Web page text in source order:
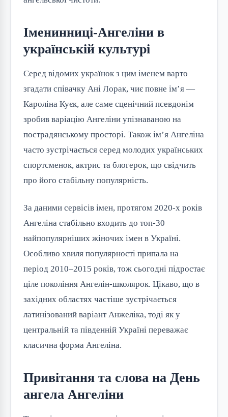
Іменинниці-Ангеліни в
українській культурі
Серед відомих українок з цим іменем варто
згадати співачку Ані Лорак, чиє повне ім’я —
Кароліна Куєк, але саме сценічний псевдонім
зробив варіацію Ангеліни упізнаваною на
пострадянському просторі. Також ім’я Ангеліна
часто зустрічається серед молодих українських
спортсменок, актрис та блогерок, що свідчить
про його стабільну популярність.
За даними сервісів імен, протягом 2020-х років
Ангеліна стабільно входить до топ-30
найпопулярніших жіночих імен в Україні.
Особливо хвиля популярності припала на
період 2010–2015 років, тож сьогодні підростає
ціле покоління Ангелін-школярок. Цікаво, що в
західних областях частіше зустрічається
латинізований варіант Анжеліка, тоді як у
центральній та південній Україні переважає
класична форма Ангеліна.
Привітання та слова на День
ангела Ангеліни